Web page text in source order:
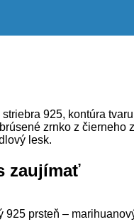
925, kontúra
zrnko z čierneho
lesk.
zaujímať